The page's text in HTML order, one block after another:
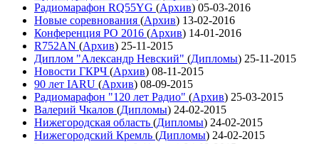
Радиомарафон RQ55YG (Архив) 05-03-2016
Новые соревнования (Архив) 13-02-2016
Конференция РО 2016 (Архив) 14-01-2016
R752AN (Архив) 25-11-2015
Диплом "Александр Невский" (Дипломы) 25-11-2015
Новости ГКРЧ (Архив) 08-11-2015
90 лет IARU (Архив) 08-09-2015
Радиомарафон "120 лет Радио" (Архив) 25-03-2015
Валерий Чкалов (Дипломы) 24-02-2015
Нижегородская область (Дипломы) 24-02-2015
Нижегородский Кремль (Дипломы) 24-02-2015